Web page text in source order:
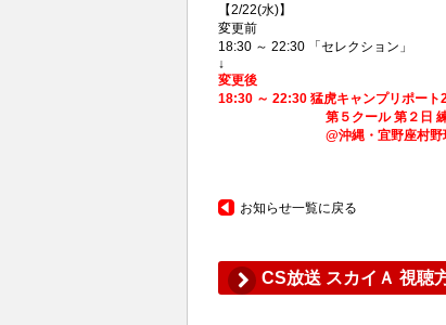
【2/22(水)】
変更前
18:30 ～ 22:30 「セレクション」
↓
変更後
18:30 ～ 22:30 猛虎キャンプリポート
第５クール 第２日 練習試合
@沖縄・宜野座村野球場
お知らせ一覧に戻る
CS放送 スカイＡ 視聴